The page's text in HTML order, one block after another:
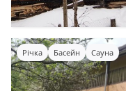
Річка Басейн Сауна